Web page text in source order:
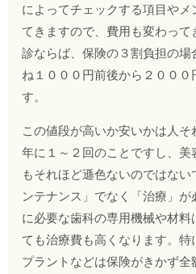
によってチェックする項目や
てきますので、費用も変わっ
診ならば、保険の３割負担の
ね１０００円前後から２００
す。
この値段が高いか安いかは人そ
年に１～２回のことですし、
もそれほど遜色ないのではな
ンテナンス」でなく「治療」
に必要な歯科の専用機械や材
ても治療費も高くなります。
プラントなどは保険がきかず